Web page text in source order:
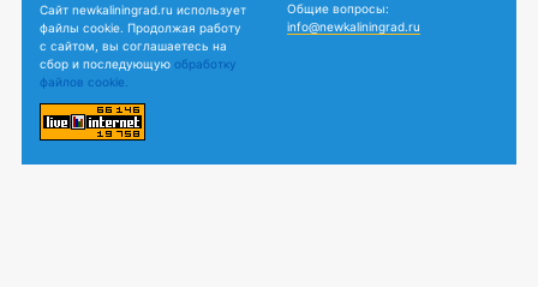
Сайт newkaliningrad.ru использует
файлы cookie. Продолжая работу
с сайтом, вы соглашаетесь на
сбор и последующую обработку
файлов cookie.
Общие вопросы:
info@newkaliningrad.ru